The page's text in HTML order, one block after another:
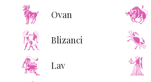
Ovan
Blizanci
Lav